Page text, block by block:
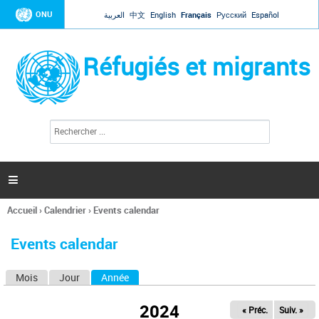
Jump to navigation
ONU العربية 中文 English Français Русский Español
Réfugiés et migrants
l
c
h
e

Vous
ici
Accueil›Calendrier› Events calendar
Events calendar
Mois Jour Année
2024 « Préc. Suiv. »